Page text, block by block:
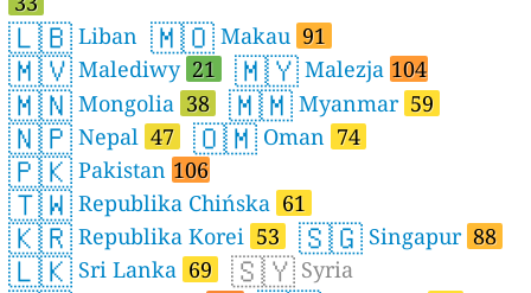
🇱🇧 Liban 🇲🇴 Makau 91
🇲🇻 Malediwy 21 🇲🇾 Malezja 104
🇲🇳 Mongolia 38 🇲🇲 Myanmar 59
🇳🇵 Nepal 47 🇴🇲 Oman 74
🇵🇰 Pakistan 106
🇹🇼 Republika Chińska 61
🇰🇷 Republika Korei 53 🇸🇬 Singapur 88
🇱🇰 Sri Lanka 69 🇸🇾 Syria